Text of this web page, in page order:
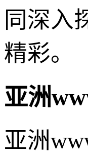
同深入
精彩。
亚洲
亚洲